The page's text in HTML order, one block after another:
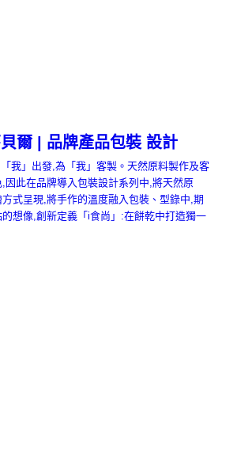
爾 | 品牌產品包裝 設計
「我」出發,為「我」客製。天然原料製作及客
因此在品牌導入包裝設計系列中,將天然原
式呈現,將手作的溫度融入包裝、型錄中,期
想像,創新定義「i食尚」:在餅乾中打造獨一